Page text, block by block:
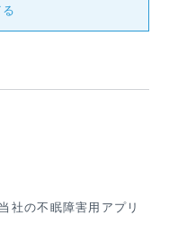
社の不眠障害用アプリ